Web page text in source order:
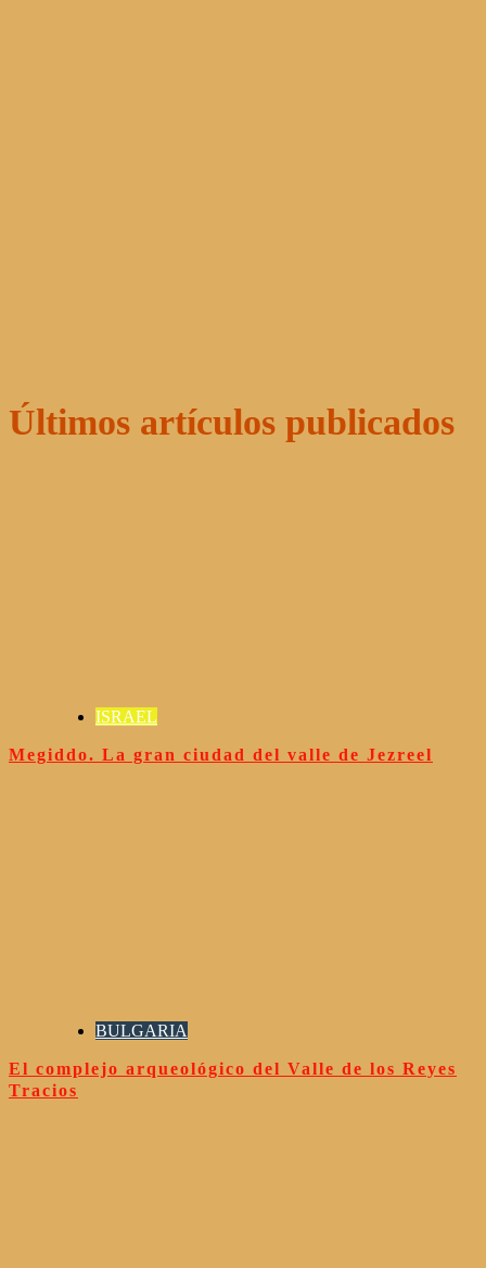
Últimos artículos publicados
ISRAEL
Megiddo. La gran ciudad del valle de Jezreel
BULGARIA
El complejo arqueológico del Valle de los Reyes
Tracios